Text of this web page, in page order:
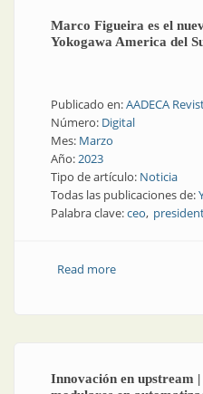
Marco Figueira es el
Yokogawa America del
Publicado en:AADECA
Número: Digital
Mes: Marzo
Año:2023
Tipo de artículo: Noticia
Todas las publicaciones de:
Palabra clave:ceo
Read moreabout Marco
Innovación en upstream